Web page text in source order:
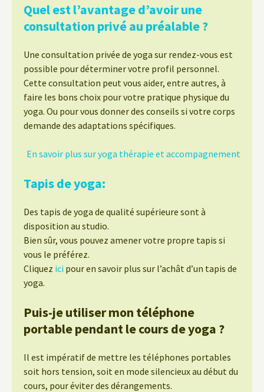
Quel est l’avantage d’avoir une
consultation privé au préalable ?
Une consultation privée de yoga sur rendez-vous est
possible pour déterminer votre profil personnel.
Cette consultation peut vous aider, entre autres, à
faire les bons choix pour votre pratique physique du
yoga. Ou pour vous donner des conseils si votre corps
demande des adaptations spécifiques.
En savoir plus sur yoga thérapie et accompagnement
Tapis de yoga:
Des tapis de yoga de qualité supérieure sont à
disposition au studio.
Bien sûr, vous pouvez amener votre propre tapis si
vous le préférez.
Cliquez ici pour en savoir plus sur l’achât d’un tapis de
yoga.
Puis-je utiliser mon téléphone
portable pendant le cours de yoga ?
Il est impératif de mettre les téléphones portables
soit hors tension, soit en mode silencieux au début du
cours, pour éviter des dérangements.